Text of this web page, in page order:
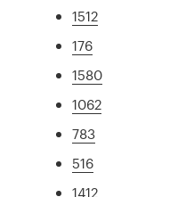
1512
176
1580
1062
783
516
1412